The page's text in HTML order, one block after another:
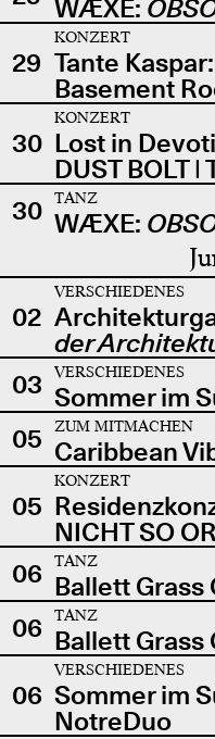
WÆXE:
29
KONZERT
Tante
Basement
30
KONZERT
Lost in
DUST BOLT |
30
TANZ
WÆXE:
02
VERSCHIEDENES
der
03
VERSCHIEDENES
Sommer im
05
ZUM MITMACHEN
Caribbean
05
KONZERT
NICHT SO
06
TANZ
Ballett Grass
06
TANZ
Ballett Grass
06
VERSCHIEDENES
Sommer im
NotreDuo